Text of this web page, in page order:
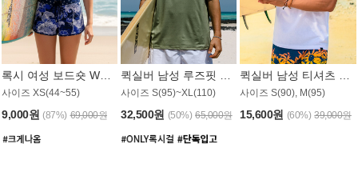
사이즈 XS(44~55)
9,000원 (87%) 69,000원
사이즈 S(95)~XL(110)
32,500원 (50%) 65,000원
사이즈 S(90), M(95)
15,600원 (60%) 39,000원